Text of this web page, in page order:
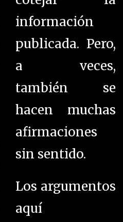
información
publicada. Pero,
a veces,
también se
hacen muchas
afirmaciones
sin sentido.
Los argumentos
aquí